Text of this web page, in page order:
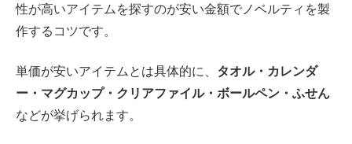
性が高いアイテムを探すのが安い金額でノベルティを製
作するコツです。
単価が安いアイテムとは具体的に、 タオル・カレンダ
ー・マグカップ・クリアファイル・ボールペン・ふせん
などが挙げられます。